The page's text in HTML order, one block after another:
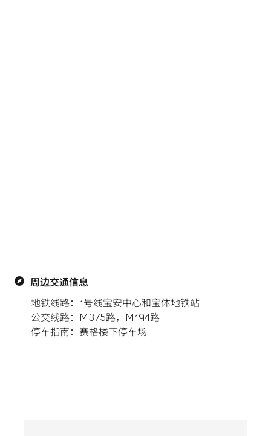
周边交通信息
地铁线路：1号线宝安中心和宝体地铁站
公交线路：M375路，M194路
停车指南：赛格楼下停车场